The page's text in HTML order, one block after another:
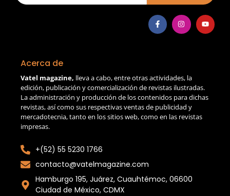
Acerca de
Vatel magazine, lleva a cabo, entre otras actividades, la
edición, publicación y comercialización de revistas ilustradas.
La administración y producción de los contenidos para dichas
revistas, así como sus respectivas ventas de publicidad y
mercadotecnia, tanto en los sitios web, como en las revistas
impresas.
+(52) 55 5230 1766
contacto@vatelmagazine.com
Hamburgo 195, Juárez, Cuauhtémoc, 06600
Ciudad de México, CDMX